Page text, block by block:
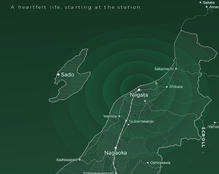
A heartfelt life, starting at the station.
SCROLL